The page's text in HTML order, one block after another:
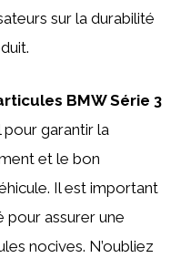
sur la durabilité
BMW Série 3
garantir la
et le bon
Il est important
pour assurer une
nocives. N’oubliez